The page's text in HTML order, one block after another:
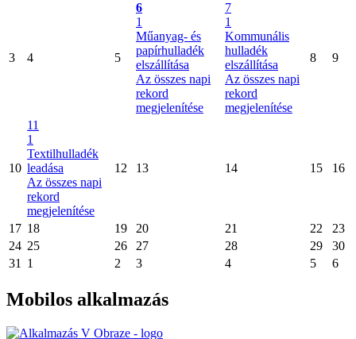
3 4 5
6
1
Műanyag- és
papírhulladék
elszállítása
Az összes napi
rekord
megjelenítése
7
1
Kommunális
hulladék
elszállítása
Az összes napi
rekord
megjelenítése
8 9
10
11
1
Textilhulladék
leadása
Az összes napi
rekord
megjelenítése
12 13 14 15 16
17 18 19 20 21 22
23
24 25 26 27 28 29
30
31
1 2 3 4 5 6
Mobilos alkalmazás